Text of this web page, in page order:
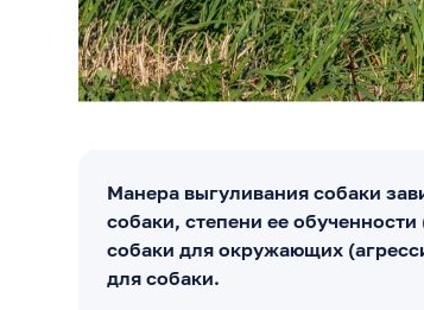
Манера выгуливания собаки
собаки, степени ее
собаки для окружающих
для собаки.